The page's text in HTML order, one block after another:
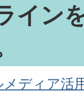
イン
ディア活